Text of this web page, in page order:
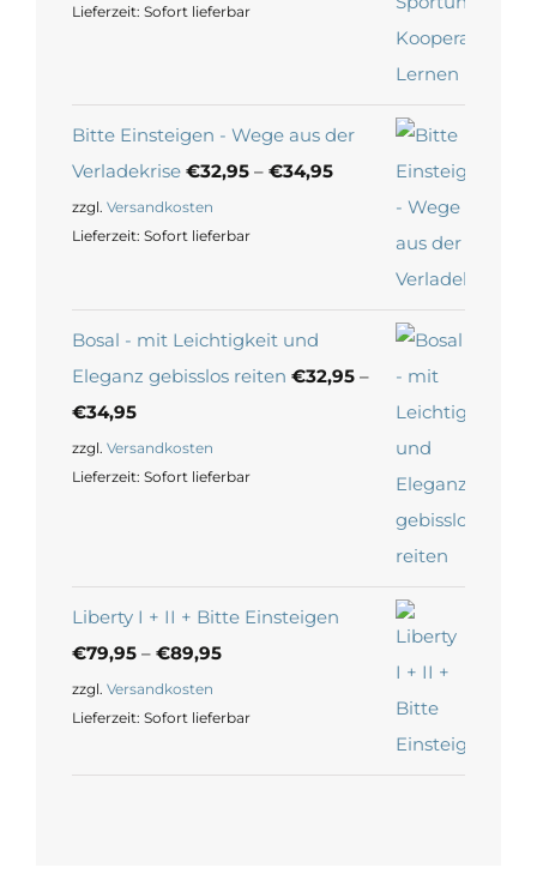
Lieferzeit: Sofort lieferbar
Bitte Einsteigen - Wege aus der
Verladekrise €32,95 – €34,95
zzgl. Versandkosten
Lieferzeit: Sofort lieferbar
Bosal - mit Leichtigkeit und
Eleganz gebisslos reiten €32,95 –
€34,95
zzgl. Versandkosten
Lieferzeit: Sofort lieferbar
Liberty I + II + Bitte Einsteigen
€79,95 – €89,95
zzgl. Versandkosten
Lieferzeit: Sofort lieferbar